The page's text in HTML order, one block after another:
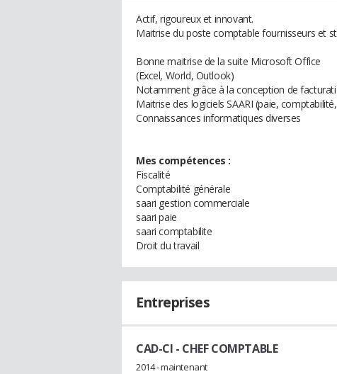
Actif, rigoureux et innovant.
Maitrise du poste comptable fournisseurs et
Bonne maitrise de la suite Microsoft Office
(Excel, World, Outlook)
Notamment grâce à la conception de
Maitrise des logiciels SAARI (paie,
Connaissances informatiques diverses
Mes compétences :
Fiscalité
Comptabilité générale
saari gestion commerciale
saari paie
saari comptabilite
Droit du travail
Entreprises
CAD-CI - CHEF COMPTABLE
2014 - maintenant